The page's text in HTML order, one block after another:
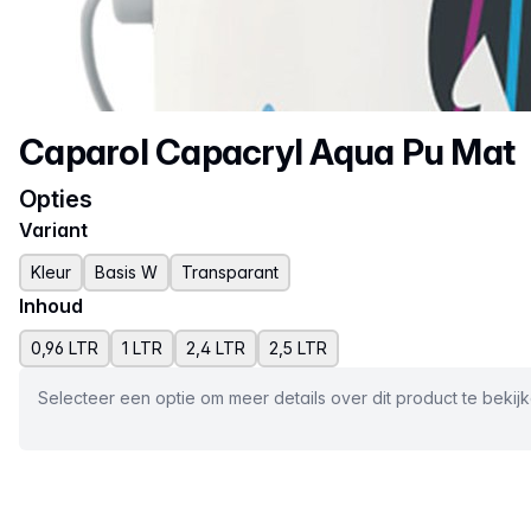
Productnaam
Caparol Capacryl Aqua Pu Mat
Opties
Variant
Kleur Basis W Transparant
Inhoud
0,96 LTR 1 LTR 2,4 LTR 2,5 LTR
Selecteer een optie om meer details over dit product te